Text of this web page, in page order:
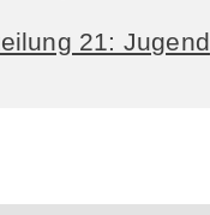
21: Jugend